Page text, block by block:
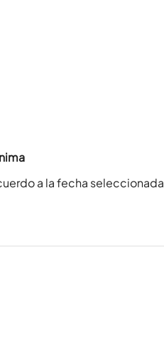
a la fecha seleccionada